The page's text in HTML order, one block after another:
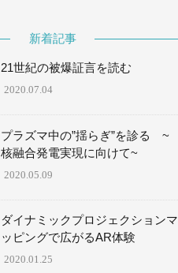
新着記事
21世紀の被爆証言を読む
2020.07.04
プラズマ中の”揺らぎ”を診る ~
核融合発電実現に向けて~
2020.05.09
ダイナミックプロジェクションマ
ッピングで広がるAR体験
2020.01.25